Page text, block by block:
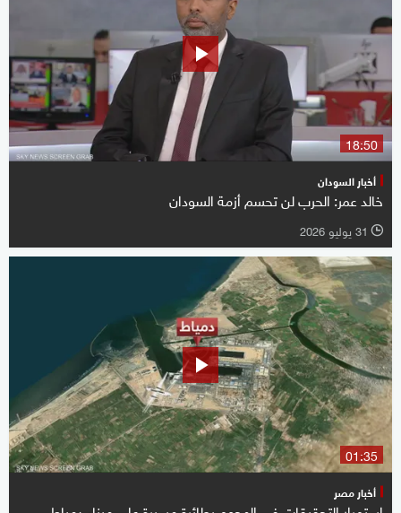
18:50
أخبار السودان
خالد عمر: الحرب لن تحسم أزمة السودان
l 31 يوليو 2026
01:35
أخبار مصر